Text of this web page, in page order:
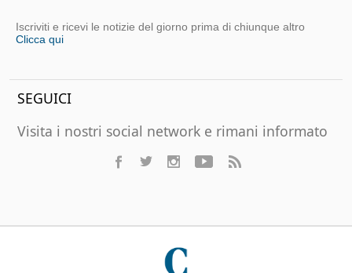
Iscriviti e ricevi le notizie del giorno prima di chiunque altro
Clicca qui
SEGUICI
Visita i nostri social network e rimani informato